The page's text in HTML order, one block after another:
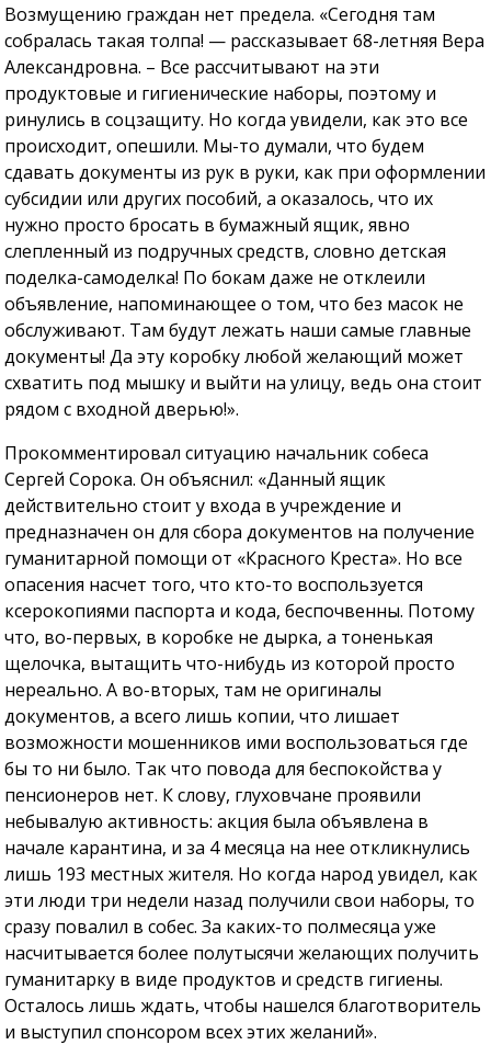
Возмущению граждан нет предела. «Сегодня там
собралась такая толпа! — рассказывает 68-летняя Вера
Александровна. – Все рассчитывают на эти
продуктовые и гигиенические наборы, поэтому и
ринулись в соцзащиту. Но когда увидели, как это все
происходит, опешили. Мы-то думали, что будем
сдавать документы из рук в руки, как при оформлении
субсидии или других пособий, а оказалось, что их
нужно просто бросать в бумажный ящик, явно
слепленный из подручных средств, словно детская
поделка-самоделка! По бокам даже не отклеили
объявление, напоминающее о том, что без масок не
обслуживают. Там будут лежать наши самые главные
документы! Да эту коробку любой желающий может
схватить под мышку и выйти на улицу, ведь она стоит
рядом с входной дверью!».
Прокомментировал ситуацию начальник собеса
Сергей Сорока. Он объяснил: «Данный ящик
действительно стоит у входа в учреждение и
предназначен он для сбора документов на получение
гуманитарной помощи от «Красного Креста». Но все
опасения насчет того, что кто-то воспользуется
ксерокопиями паспорта и кода, беспочвенны. Потому
что, во-первых, в коробке не дырка, а тоненькая
щелочка, вытащить что-нибудь из которой просто
нереально. А во-вторых, там не оригиналы
документов, а всего лишь копии, что лишает
возможности мошенников ими воспользоваться где
бы то ни было. Так что повода для беспокойства у
пенсионеров нет. К слову, глуховчане проявили
небывалую активность: акция была объявлена в
начале карантина, и за 4 месяца на нее откликнулись
лишь 193 местных жителя. Но когда народ увидел, как
эти люди три недели назад получили свои наборы, то
сразу повалил в собес. За каких-то полмесяца уже
насчитывается более полутысячи желающих получить
гуманитарку в виде продуктов и средств гигиены.
Осталось лишь ждать, чтобы нашелся благотворитель
и выступил спонсором всех этих желаний».